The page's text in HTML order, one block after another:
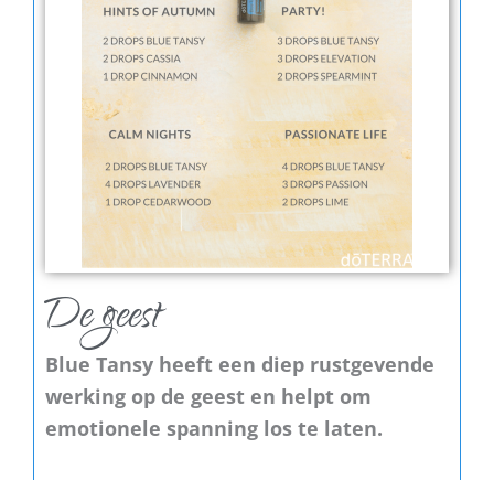
De geest
Blue Tansy heeft een diep rustgevende
werking op de geest en helpt om
emotionele spanning los te laten.